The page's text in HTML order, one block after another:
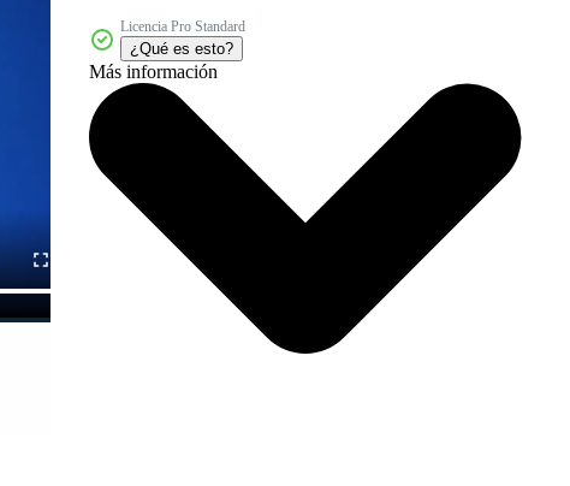
Licencia Pro Standard
¿Qué es esto?
Más información